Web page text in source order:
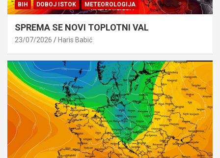
BIH DOBOJ ISTOK METEOROLOGIJA
SPREMA SE NOVI TOPLOTNI VAL
23/07/2026 Haris Babić